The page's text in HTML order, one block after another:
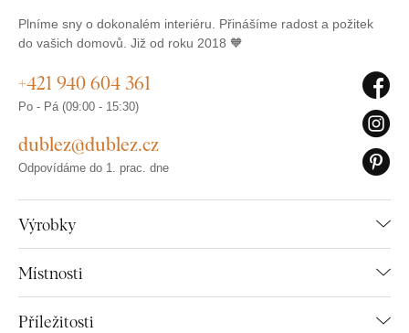
Plníme sny o dokonalém interiéru. Přinášíme radost a požitek
do vašich domovů. Již od roku 2018 🧡
Výrobky
Místnosti
Příležitosti
+421 940 604 361
Po - Pá (09:00 - 15:30)
dublez@dublez.cz
Odpovídáme do 1. prac. dne